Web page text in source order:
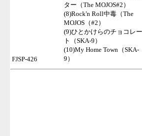
ター（The MOJOS#2）
(8)Rock'n Roll中毒（The
MOJOS（#2）
(9)ひとかけらのチョコレー
ト（SKA-9）
(10)My Home Town（SKA-
9）
FJSP-426